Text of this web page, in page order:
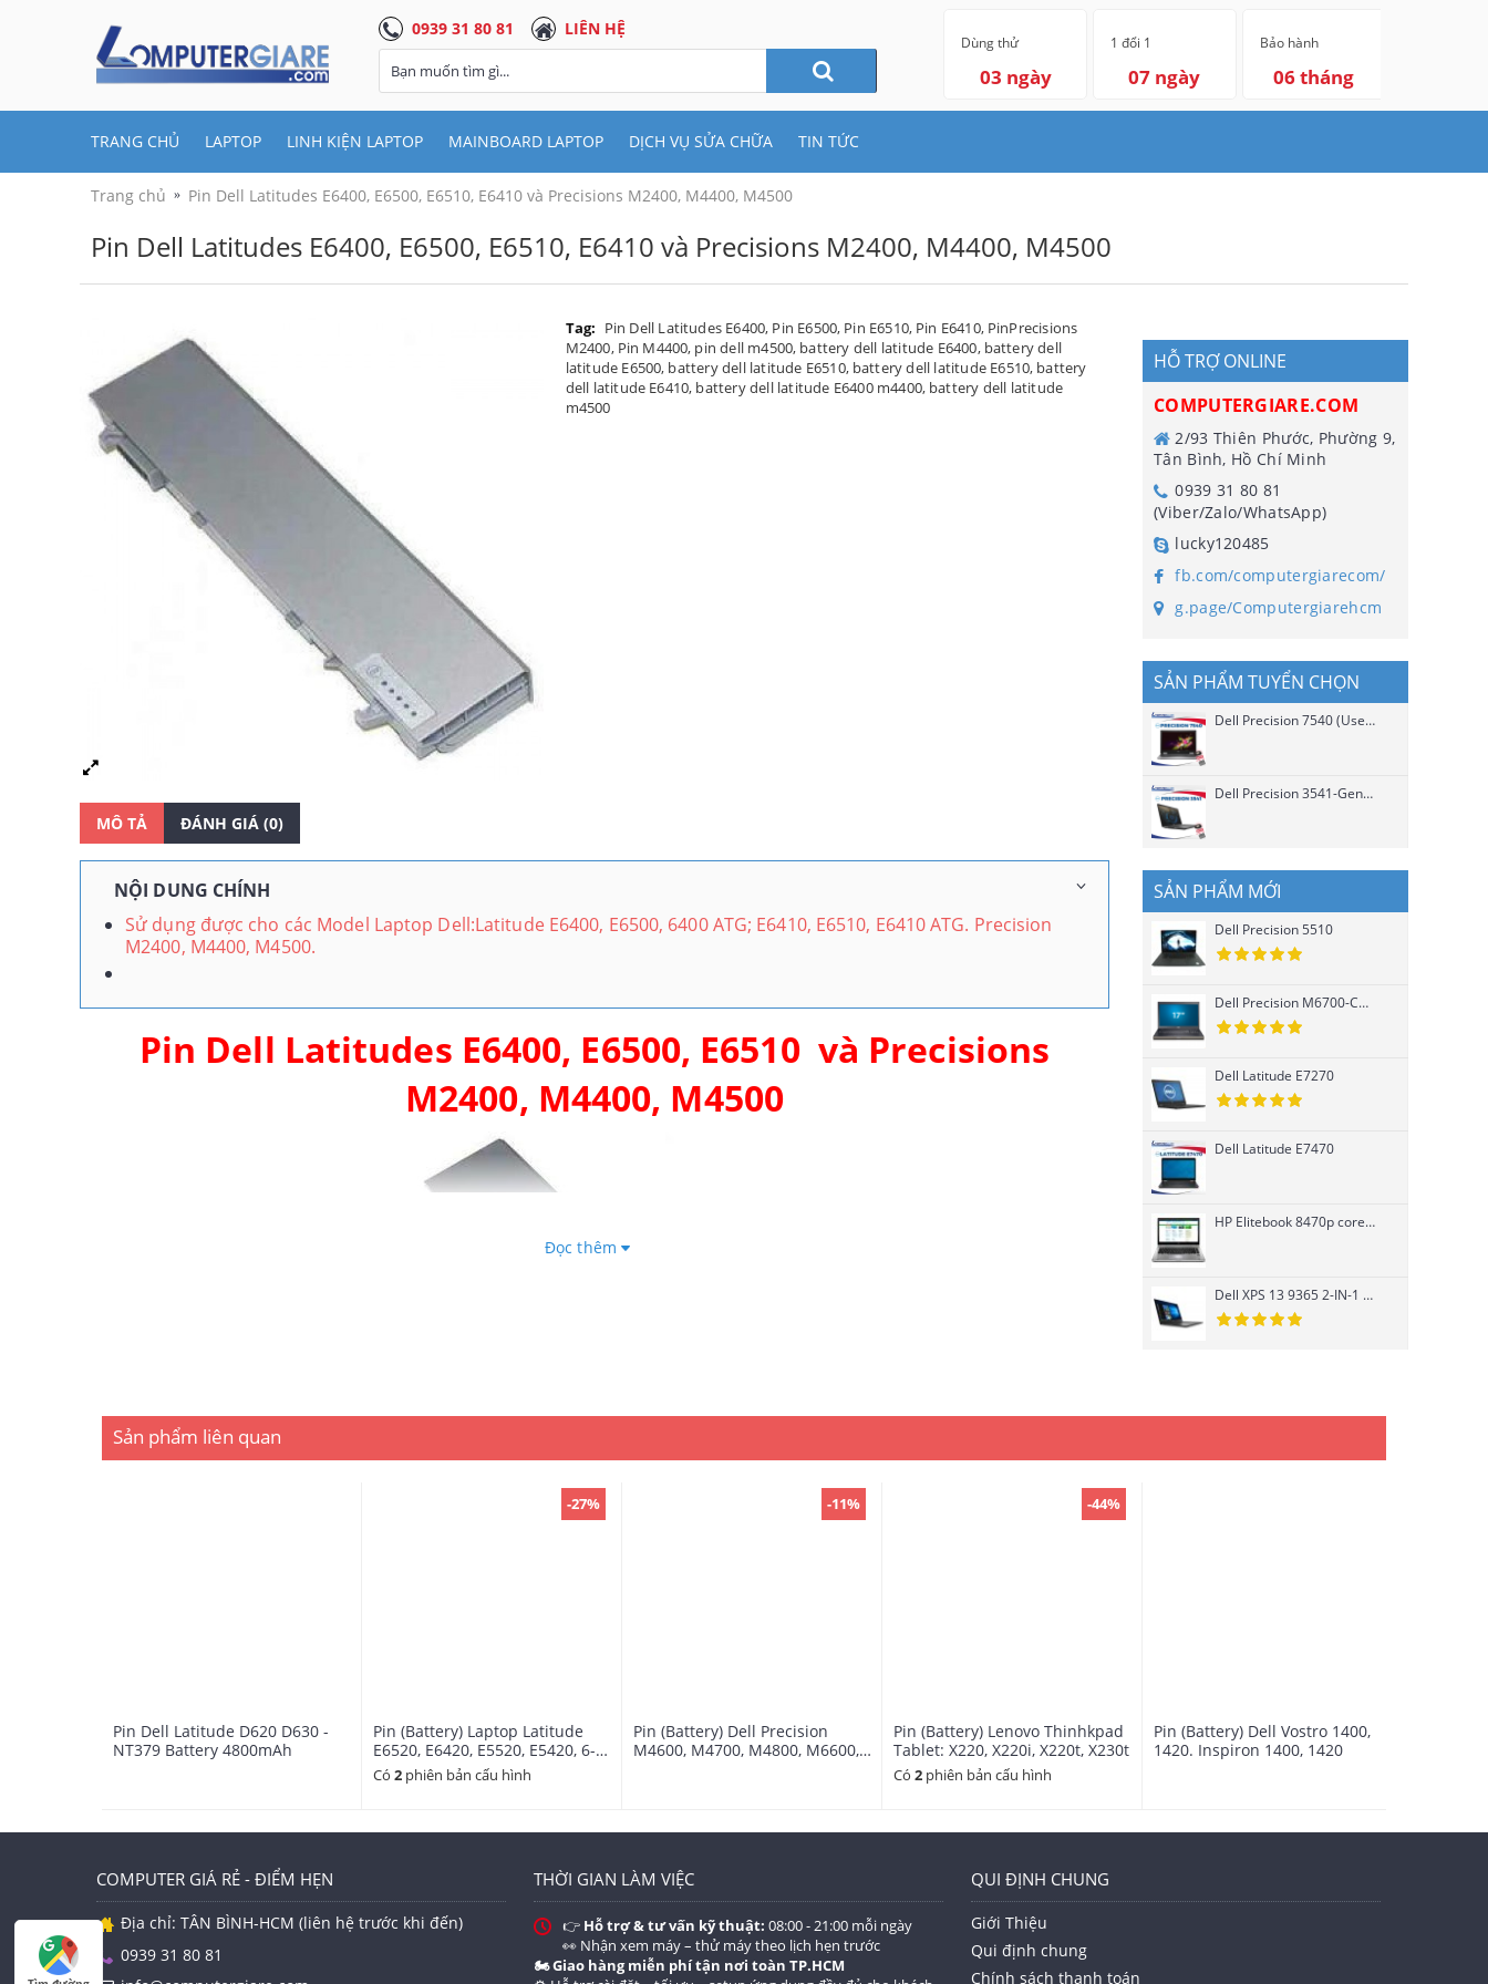
0939 31 80 81 LIÊN HỆ
Dùng thử
03 ngày
1 đổi 1
07 ngày
Bảo hành
06 tháng
TRANG CHỦ LAPTOP LINH KIỆN LAPTOP MAINBOARD LAPTOP DỊCH VỤ SỬA CHỮA TIN TỨC
Trang chủ Pin Dell Latitudes E6400, E6500, E6510, E6410 và Precisions M2400, M4400, M4500
Pin Dell Latitudes E6400, E6500, E6510, E6410 và Precisions M2400, M4400, M4500
Tag: Pin Dell Latitudes E6400, Pin E6500, Pin E6510, Pin E6410, PinPrecisions
M2400, Pin M4400, pin dell m4500, battery dell latitude E6400, battery dell
latitude E6500, battery dell latitude E6510, battery dell latitude E6510, battery
dell latitude E6410, battery dell latitude E6400 m4400, battery dell latitude
m4500
MÔ TẢ ĐÁNH GIÁ (0)
NỘI DUNG CHÍNH
Sử dụng được cho các Model Laptop Dell:Latitude E6400, E6500, 6400 ATG; E6410, E6510, E6410 ATG. Precision
M2400, M4400, M4500.
Pin Dell Latitudes E6400, E6500, E6510 và Precisions
M2400, M4400, M4500
Sử dụng được cho các Model Laptop Dell:
Capacity: 90Wh Mah
Đọc thêm
HỖ TRỢ ONLINE
COMPUTERGIARE.COM
2/93 Thiên Phước, Phường 9,
Tân Bình, Hồ Chí Minh
0939 31 80 81
(Viber/Zalo/WhatsApp)
lucky120485
fb.com/computergiarecom/
g.page/Computergiarehcm
SẢN PHẨM TUYỂN CHỌN
Dell Precision 7540 (Used)
Dell Precision 3541-Gen 9 Chip H (Used)
SẢN PHẨM MỚI
Dell Precision 5510
Dell Precision M6700-Core i7 3740QM-K3000M
Dell Latitude E7270
Dell Latitude E7470
HP Elitebook 8470p core i7 Ivy Bridge 3520M, Card rời
Dell XPS 13 9365 2-IN-1 cảm ứng Core i7
Sản phẩm liên quan
Pin Dell Latitude D620 D630 -
NT379 Battery 4800mAh
-27%
Pin (Battery) Laptop Latitude
E6520, E6420, E5520, E5420, 6-
cell 60Wh - T54FJ
Có 2phiên bản cấu hình
-11%
Pin (Battery) Dell Precision
M4600, M4700, M4800, M6600,
-44%
Pin (Battery) Lenovo Thinhkpad
Tablet: X220, X220i, X220t, X230t
Có 2phiên bản cấu hình
Pin (Battery) Dell Vostro 1400,
1420. Inspiron 1400, 1420
COMPUTER GIÁ RẺ - ĐIỂM HẸN
Địa chỉ: TÂN BÌNH-HCM (liên hệ trước khi đến)
0939 31 80 81
THỜI GIAN LÀM VIỆC
👉 Hỗ trợ & tư vấn kỹ thuật: 08:00 - 21:00 mỗi ngày
👀 Nhận xem máy – thử máy theo lịch hẹn trước
🏍️ Giao hàng miễn phí tận nơi toàn TP.HCM
QUI ĐỊNH CHUNG
Giới Thiệu
Qui định chung
Chính sách thanh toán